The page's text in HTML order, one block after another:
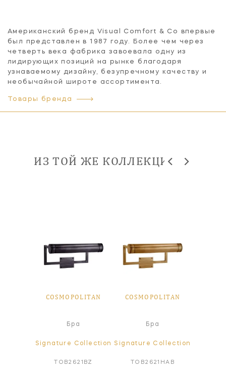
Американский бренд Visual Comfort & Co впервые
был представлен в 1987 году. Более чем через
четверть века фабрика завоевала одну из
лидирующих позиций на рынке благодаря
узнаваемому дизайну, безупречному качеству и
необычайной широте ассортимента.
Товары бренда
ИЗ ТОЙ ЖЕ КОЛЛЕКЦИИ
COSMOPOLITAN
Бра
Signature Collection
TOB2621BZ
COSMOPOLITAN
Бра
Signature Collection
TOB2621HAB